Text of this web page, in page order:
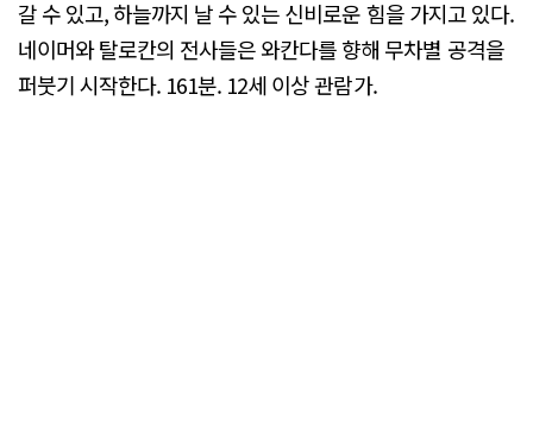
갈 수 있고, 하늘까지 날 수 있는 신비로운 힘을 가지고 있다.
네이머와 탈로칸의 전사들은 와칸다를 향해 무차별 공격을
퍼붓기 시작한다. 161분. 12세 이상 관람가.